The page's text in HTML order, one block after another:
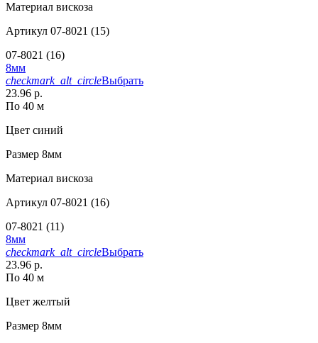
Материал вискоза
Артикул 07-8021 (15)
07-8021 (16)
8мм
checkmark_alt_circleВыбрать
23.96 р.
По 40 м
Цвет синий
Размер 8мм
Материал вискоза
Артикул 07-8021 (16)
07-8021 (11)
8мм
checkmark_alt_circleВыбрать
23.96 р.
По 40 м
Цвет желтый
Размер 8мм